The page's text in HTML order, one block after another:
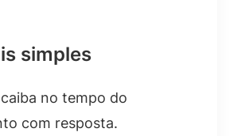
simples
no tempo do
com resposta.